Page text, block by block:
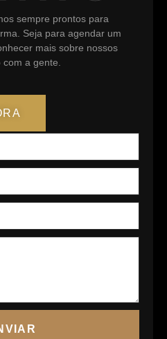
sempre prontos para
Seja para agendar um
mais sobre nossos
a gente.